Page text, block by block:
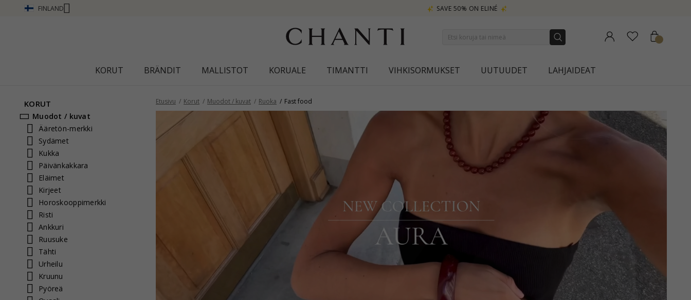
FINLAND
KORUT BRÄNDIT MALLISTOT KORUALE TIMANTTI VIHKISORMUKSET UUTUUDET LAHJAIDEAT
KORUT
Muodot / kuvat
Ääretön-merkki
Sydämet
Kukka
Päivänkakkara
Eläimet
Kirjeet
Horoskooppimerkki
Risti
Ankkuri
Ruusuke
Tähti
Urheilu
Kruunu
Pyöreä
Etusivu Korut Muodot / kuvat Ruoka Fast food